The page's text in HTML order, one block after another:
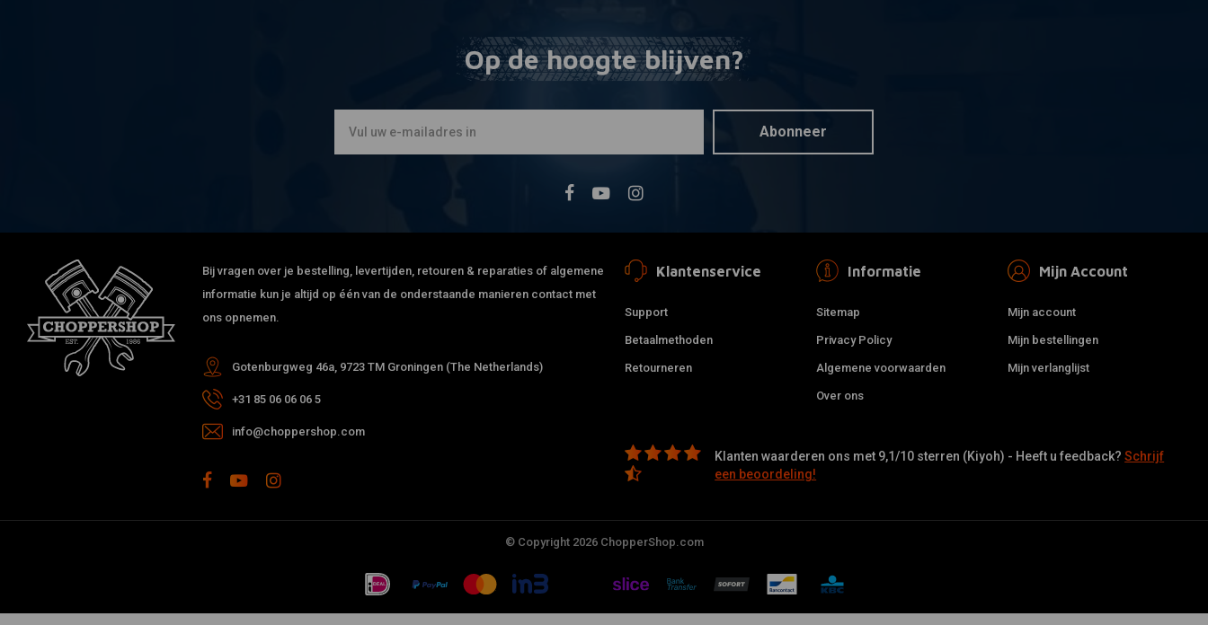
Op de hoogte blijven?
Abonneer
Bij vragen over je bestelling, levertijden, retouren & reparaties of algemene
informatie kun je altijd op één van de onderstaande manieren contact met
ons opnemen.
Gotenburgweg 46a, 9723 TM Groningen (The Netherlands)
+31 85 06 06 06 5
info@choppershop.com
Klantenservice
Support
Betaalmethoden
Retourneren
Informatie
Sitemap
Privacy Policy
Algemene voorwaarden
Over ons
Mijn Account
Mijn account
Mijn bestellingen
Mijn verlanglijst
Klanten waarderen ons met 9,1/10 sterren (Kiyoh) - Heeft u feedback?Schrijf
een beoordeling!
© Copyright 2026 ChopperShop.com